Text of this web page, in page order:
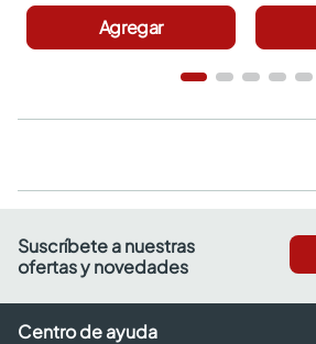
Agregar
Suscríbete a nuestras
ofertas y novedades
Centro de ayuda